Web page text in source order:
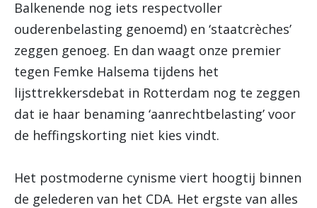
Balkenende nog iets respectvoller
ouderenbelasting genoemd) en ‘staatcrèches’
zeggen genoeg. En dan waagt onze premier
tegen Femke Halsema tijdens het
lijsttrekkersdebat in Rotterdam nog te zeggen
dat ie haar benaming ‘aanrechtbelasting’ voor
de heffingskorting niet kies vindt.
Het postmoderne cynisme viert hoogtij binnen
de gelederen van het CDA. Het ergste van alles